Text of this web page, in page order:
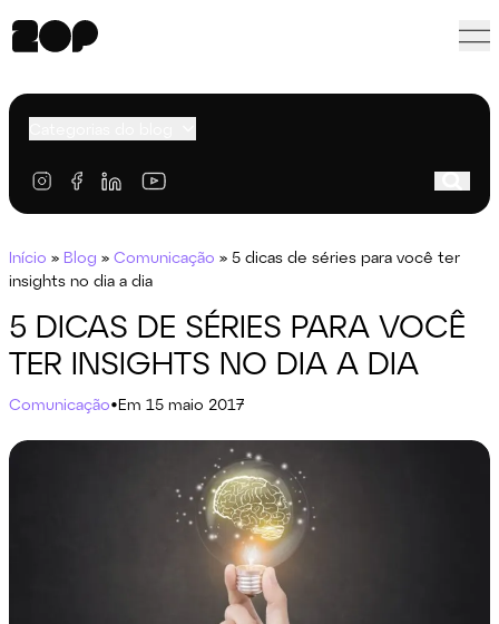
Início » Blog »Comunicação »5 dicas de séries para você ter
insights no dia a dia
5 DICAS DE SÉRIES PARA VOCÊ
TER INSIGHTS NO DIA A DIA
Comunicação•Em 15 maio 2017